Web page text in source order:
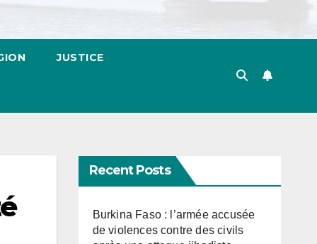
JUSTICE
Recent Posts
Burkina Faso : l’armée accusée
de violences contre des civils